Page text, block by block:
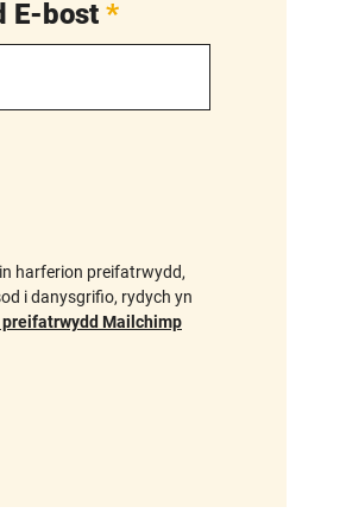
E-bost*
harferion preifatrwydd,
i danysgrifio, rydych yn
Mailchimp